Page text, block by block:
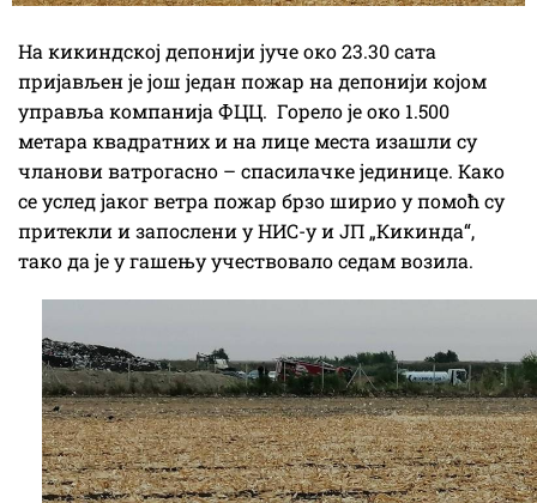
На кикиндској депонији јуче око 23.30 сата
пријављен је још један пожар на депонији којом
управља компанија ФЦЦ. Горело је око 1.500
метара квадратних и на лице места изашли су
чланови ватрогасно – спасилачке јединице. Како
се услед јаког ветра пожар брзо ширио у помоћ су
притекли и запослени у НИС-у и ЈП „Кикинда“,
тако да је у гашењу учествовало седам возила.